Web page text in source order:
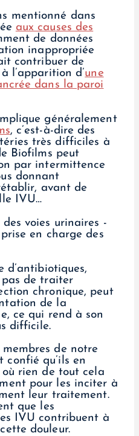
mentionné dans
aux causes des
de données
inappropriée
contribuer de
l’apparition d’ une
dans la paroi
généralement
, c’est-à-dire des
très difficiles à
Biofilms peut
par intermittence
donnant
avant de
IVU…
d’antibiotiques,
pas de traiter
chronique, peut
de la
ce qui rend à son
difficile.
de notre
confié qu’ils en
rien de tout cela
pour les inciter à
leur traitement.
que les
IVU contribuent à
douleur.